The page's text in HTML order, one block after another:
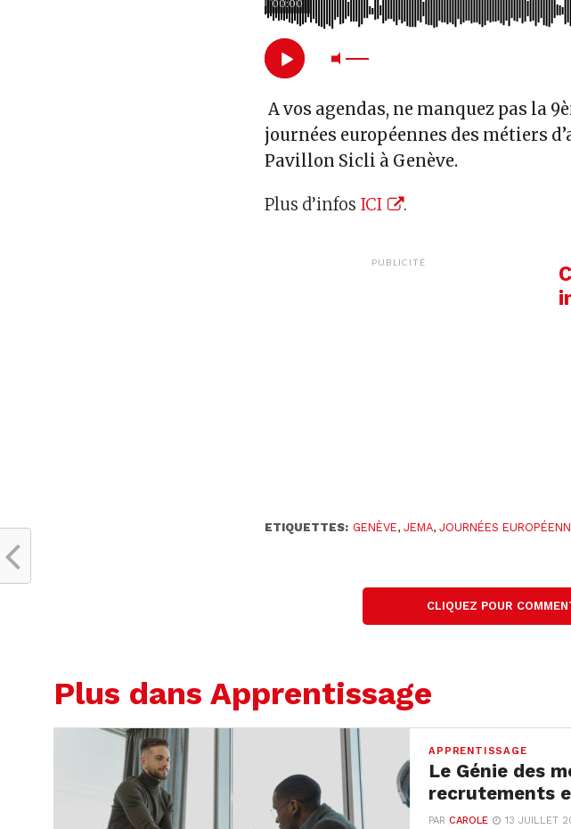
00:00
A vos agendas, ne manquez pas la 9
journées européennes des métiers
Pavillon Sicli à Genève.
Plus d’infos ICI .
PUBLICITÉ
ETIQUETTES: GENÈVE,JEMA,JOURNÉES
CLIQUEZ POUR
Plus dans Apprentissage
APPRENTISSAGE
Le Génie des
recrutements
PARCAROLE 13 JUILLET